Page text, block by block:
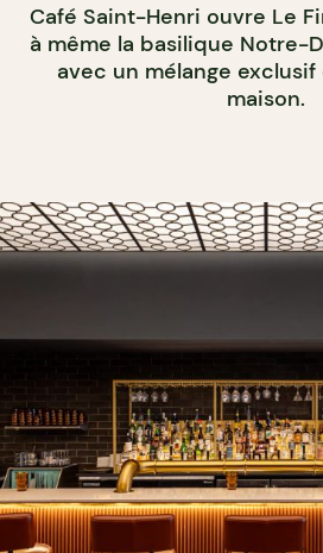
Café Saint-Henri ouvre Le
à même la basilique Notre-
avec un mélange
maison.